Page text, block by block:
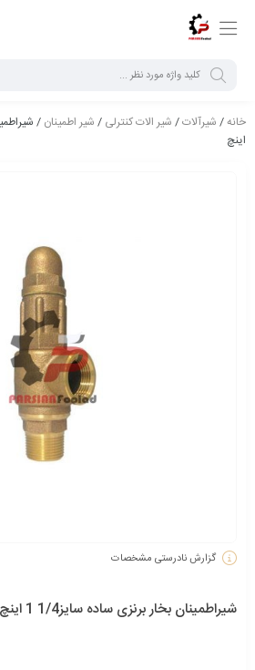
خانه/ شیرآلات/ شیر الات کنترلی / شیر اطمینان
اینچ
گزارش نادرستی مشخصات
شیراطمینان بخار برنزی ساده سایز1/4 1 اینچ